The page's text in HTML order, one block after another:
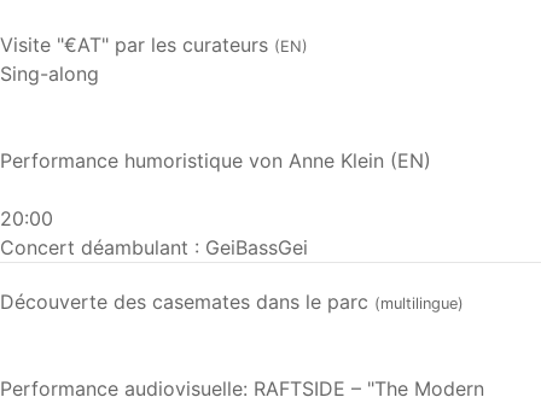
Visite "€AT" par les curateurs (EN)
Sing-along
Performance humoristique von Anne Klein (EN)
20:00
Concert déambulant : GeiBassGei
Découverte des casemates dans le parc (multilingue)
Performance audiovisuelle: RAFTSIDE – "The Modern